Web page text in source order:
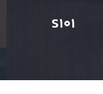
S101